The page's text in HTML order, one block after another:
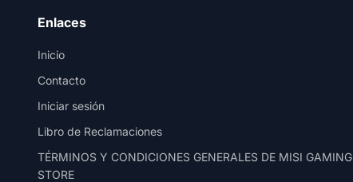
Enlaces
Inicio
Contacto
Iniciar sesión
Libro de Reclamaciones
TÉRMINOS Y CONDICIONES GENERALES DE MISI GAMING
STORE